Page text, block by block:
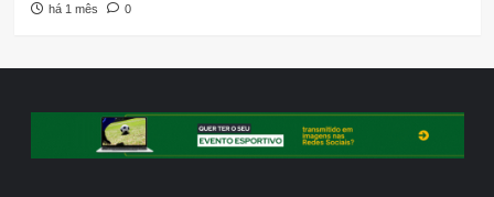
há 1 mês 0